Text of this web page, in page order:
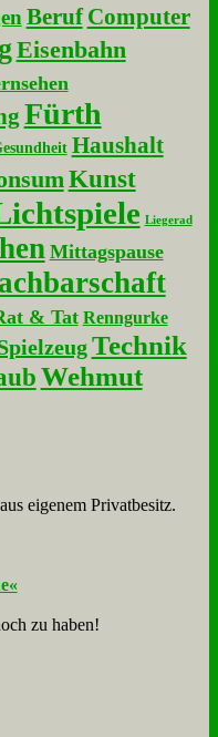
Beruf Computer
Eisenbahn
Fürth
Haushalt
Kunst
Liegerad
Mittagspause
& Tat Renngurke
Technik
Wehmut
eigenem Privatbesitz.
zu haben!